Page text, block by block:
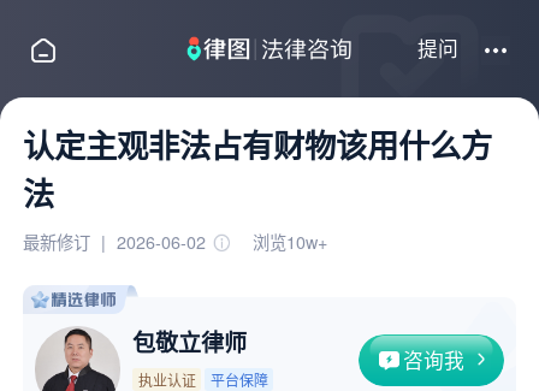
提问
认定主观非法占有财物该用什么方
法
最新修订 | 2026-06-02 浏览10w+
包敬立律师
执业认证 平台保障
咨询我